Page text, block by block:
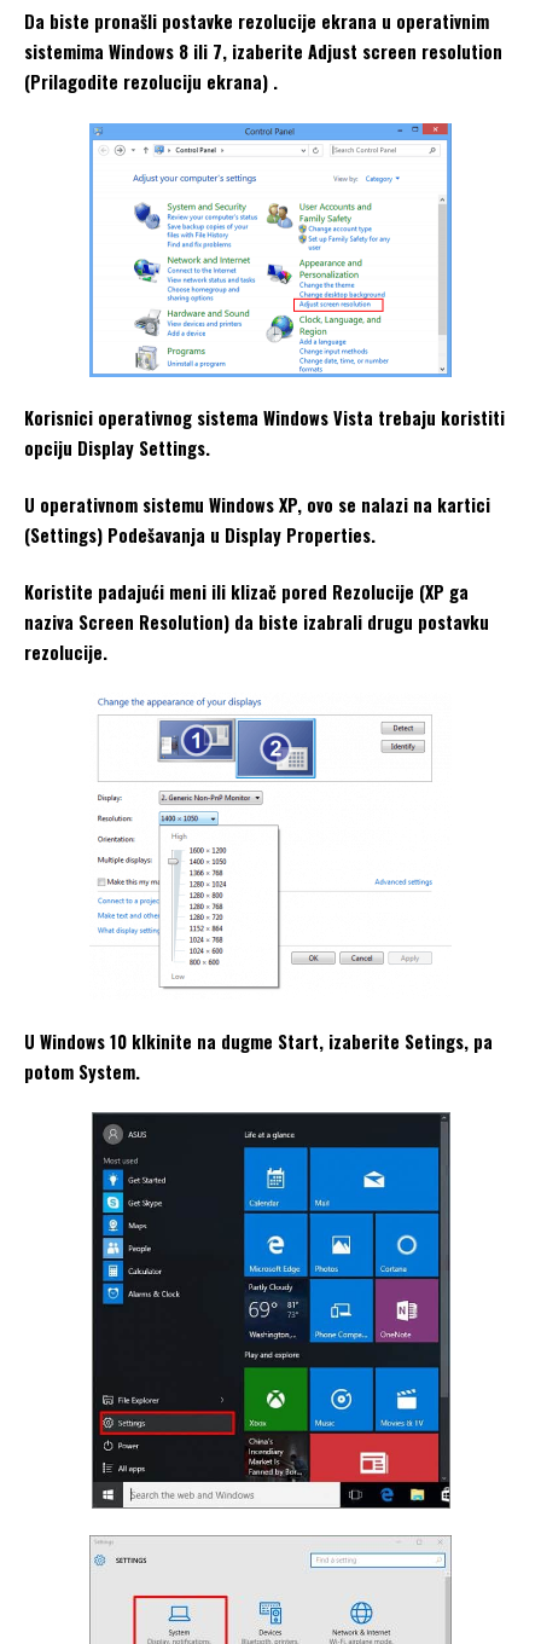
Da biste pronašli postavke rezolucije ekrana u operativnim
sistemima Windows 8 ili 7, izaberite Adjust screen resolution
(Prilagodite rezoluciju ekrana) .
Korisnici operativnog sistema Windows Vista trebaju koristiti
opciju Display Settings.
U operativnom sistemu Windows XP, ovo se nalazi na kartici
(Settings) Podešavanja u Display Properties.
Koristite padajući meni ili klizač pored Rezolucije (XP ga
naziva Screen Resolution) da biste izabrali drugu postavku
rezolucije.
U Windows 10 klkinite na dugme Start, izaberite Setings, pa
potom System.